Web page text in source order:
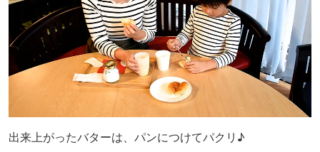
出来上がったバターは、パンにつけてパクリ♪